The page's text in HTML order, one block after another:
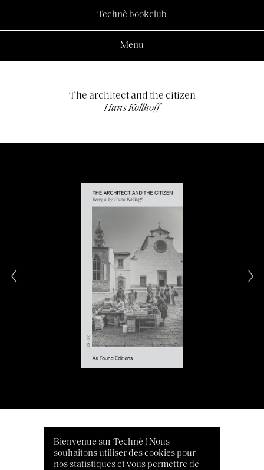
Technè bookclub
Menu
The architect and the citizen
Hans Kollhoff
Bienvenue sur Technè ! Nous
souhaitons utiliser des cookies pour
nos statistiques et vous permettre de